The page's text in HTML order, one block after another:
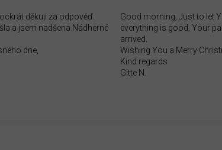
děkuji za odpověď.
a jsem nadšena.Nádherné
dne,
Good morning, Just to let
everything is good, Your
arrived.
Wishing You a Merry
Kind regards
Gitte N.